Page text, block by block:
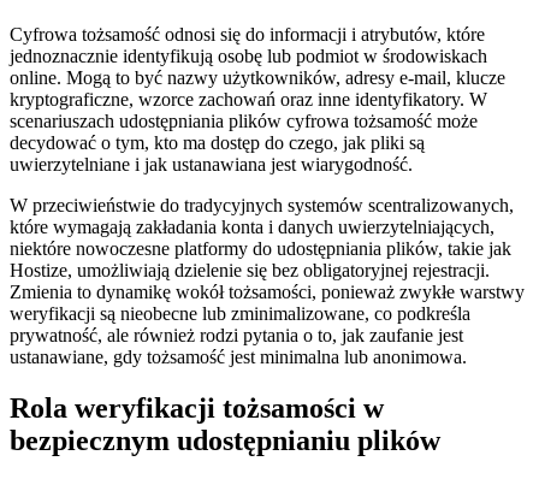
Cyfrowa tożsamość odnosi się do informacji i atrybutów, które
jednoznacznie identyfikują osobę lub podmiot w środowiskach
online. Mogą to być nazwy użytkowników, adresy e-mail, klucze
kryptograficzne, wzorce zachowań oraz inne identyfikatory. W
scenariuszach udostępniania plików cyfrowa tożsamość może
decydować o tym, kto ma dostęp do czego, jak pliki są
uwierzytelniane i jak ustanawiana jest wiarygodność.
W przeciwieństwie do tradycyjnych systemów scentralizowanych,
które wymagają zakładania konta i danych uwierzytelniających,
niektóre nowoczesne platformy do udostępniania plików, takie jak
Hostize, umożliwiają dzielenie się bez obligatoryjnej rejestracji.
Zmienia to dynamikę wokół tożsamości, ponieważ zwykłe warstwy
weryfikacji są nieobecne lub zminimalizowane, co podkreśla
prywatność, ale również rodzi pytania o to, jak zaufanie jest
ustanawiane, gdy tożsamość jest minimalna lub anonimowa.
Rola weryfikacji tożsamości w
bezpiecznym udostępnianiu plików